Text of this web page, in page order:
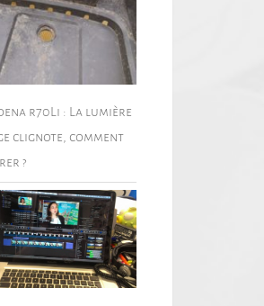
r70Li : La lumière
clignote, comment
?